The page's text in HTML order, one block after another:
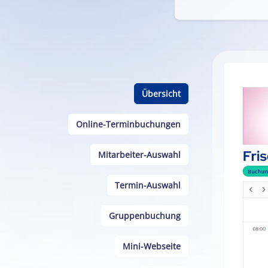
Übersicht
Online-Terminbuchungen
Mitarbeiter-Auswahl
Termin-Auswahl
Gruppenbuchung
Mini-Webseite